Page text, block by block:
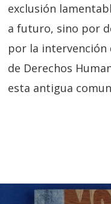
exclusión
a futuro, sino por
por la intervención
de Derechos
esta antigua